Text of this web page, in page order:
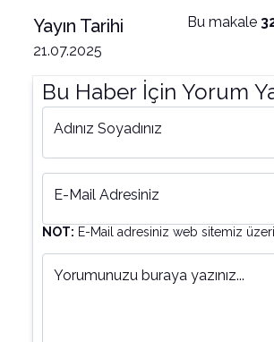
Yayın Tarihi
21.07.2025
Bu makale
Bu Haber İçin Yorum
Adınız Soyadınız
E-Mail Adresiniz
NOT: E-Mail adresiniz web sitemiz
Yorumunuzu buraya yazınız...